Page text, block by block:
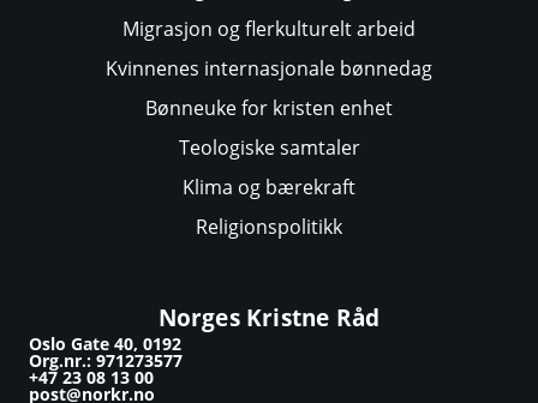
Migrasjon og flerkulturelt arbeid
Kvinnenes internasjonale bønnedag
Bønneuke for kristen enhet
Teologiske samtaler
Klima og bærekraft
Religionspolitikk
Norges Kristne Råd
Oslo Gate 40, 0192
Org.nr.: 971273577
+47 23 08 13 00
post@norkr.no